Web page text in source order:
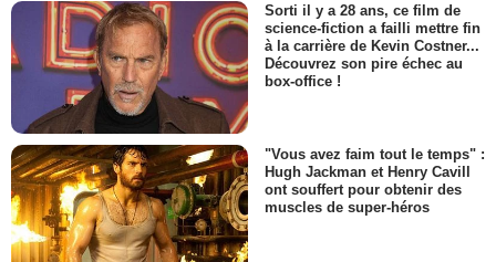
Sorti il y a 28 ans, ce film de
science-fiction a failli mettre fin
à la carrière de Kevin Costner...
Découvrez son pire échec au
box-office !
"Vous avez faim tout le temps" :
Hugh Jackman et Henry Cavill
ont souffert pour obtenir des
muscles de super-héros